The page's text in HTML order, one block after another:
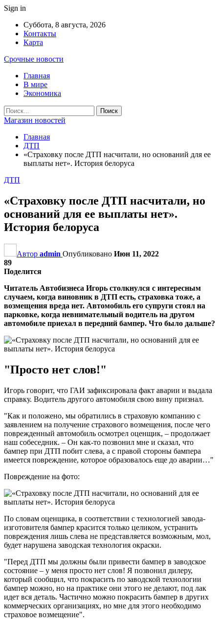
Sign in
Суббота, 8 августа, 2026
Контакты
Карта
Срочные новости
Главная
В мире
Экономика
Магазин новостей
Главная
ДТП
«Страховку после ДТП насчитали, но оснований для ее
выплаты нет». История белоруса
ДТП
«Страховку после ДТП насчитали, но
оснований для ее выплаты нет».
История белоруса
Автор admin Опубликовано Июн 11, 2022
89
Поделится
Читатель Автобизнеса Игорь столкнулся с интересным
случаем, когда виновник в ДТП есть, страховка тоже, а
возмещения вреда нет. Автомобиль его супруги стоял на
парковке, когда невнимательный водитель на другом
автомобиле приехал в передний бампер. Что было дальше?
"Просто нет слов!"
Игорь говорит, что ГАИ зафиксировала факт аварии и выдала
справку. Водитель другого автомобиля свою вину признал.
"Как и положено, мы обратились в страховую компанию с
заявлением на получение страхового возмещения, после чего
поврежденный автомобиль осмотрел оценщик, – продолжает
наш собеседник. – Он как-то позвонил мне и сказал, что
бампер при ДТП побит слева, а с правой стороны бампера
имеется повреждение, которое образовалось еще до аварии…"
Повреждение на фото:
По словам оценщика, в соответствии с технологией завода-
изготовителя бампер красится только целиком, устранить
повреждения лишь слева не представляется возможным, мол,
будет нарушена заводская технология окраски.
"Перед ДТП мы должны были привести бампер в заводское
состояние – у меня просто нет слов! Я позвонил дилеру,
который сообщил, что покрасить по заводской технологии
бампер можно, но на практике они этого не делают, под лак
идет вся деталь. Частично можно покрасить бампер в других
коммерческих организациях, но мне для этого необходимо
страховое возмещение".